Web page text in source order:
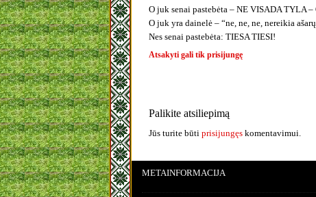
O juk senai pastebėta – NE VISADA TYLA
O juk yra dainelė – “ne, ne, ne, nereikia
Nes senai pastebėta: TIESA TIESI!
Atsakyti gali tik prisijungę
Palikite atsiliepimą
Jūs turite būti prisijungęs komentavimui.
METAINFORMACIJA